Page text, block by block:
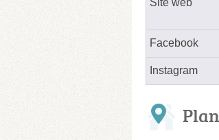
Site web
Facebook
Instagram